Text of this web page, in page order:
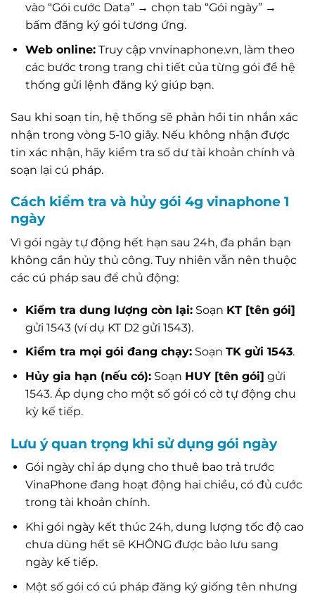
vào “Gói cước Data” → chọn tab “Gói ngày” →
bấm đăng ký gói tương ứng.
Web online:Truy cập vnvinaphone.vn, làm theo
các bước trong trang chi tiết của từng gói để hệ
thống gửi lệnh đăng ký giúp bạn.
Sau khi soạn tin, hệ thống sẽ phản hồi tin nhắn xác
nhận trong vòng 5-10 giây. Nếu không nhận được
tin xác nhận, hãy kiểm tra số dư tài khoản chính và
soạn lại cú pháp.
Cách kiểm tra và hủy gói 4g vinaphone 1
ngày
Vì gói ngày tự động hết hạn sau 24h, đa phần bạn
không cần hủy thủ công. Tuy nhiên vẫn nên thuộc
các cú pháp sau để chủ động:
Kiểm tra dung lượng còn lại:Soạn KT [tên gói]
gửi 1543 (ví dụ KT D2 gửi 1543).
Kiểm tra mọi gói đang chạy:Soạn TK gửi 1543.
Hủy gia hạn (nếu có):Soạn HUY [tên gói] gửi
1543. Áp dụng cho một số gói có cờ tự động chu
kỳ kế tiếp.
Lưu ý quan trọng khi sử dụng gói ngày
Gói ngày chỉ áp dụng cho thuê bao trả trước
VinaPhone đang hoạt động hai chiều, có đủ cước
trong tài khoản chính.
Khi gói ngày kết thúc 24h, dung lượng tốc độ cao
chưa dùng hết sẽ KHÔNG được bảo lưu sang
ngày kế tiếp.
Một số gói có cú pháp đăng ký giống tên nhưng